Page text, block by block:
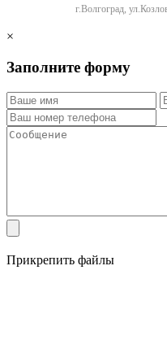
г.Волгоград,
×
Заполните форму
Прикрепить файлы